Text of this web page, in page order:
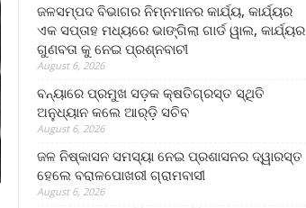
ଜଳସମ୍ପଦ ବିଭାଗର ନିମ୍ନମାନର କାର୍ଯ୍ୟ, କାର୍ଯ୍ୟର
ଏକ ସପ୍ତାହ ମଧ୍ୟରେ ଭାଙ୍ଗିଲା ଗାର୍ଡ ୱାଲ, କାର୍ଯ୍ୟର
ଗୁଣବତା କୁ ନେଇ ପ୍ରଶ୍ନବାଚୀ
August 6, 2026
ବନ୍ୟାରେ ପ୍ରମୁଖ ସଡ଼କ କ୍ଷତିଗ୍ରସ୍ତ ସ୍ଥିତି
ଅନୁଧ୍ୟାନ କଲେ ଆର୍‌ଡ଼ି ସଚିବ
August 6, 2026
ଜଳ ନିଷ୍କାସନ ସମସ୍ୟା ନେଇ ପ୍ରଶାସନର ଦ୍ୱାରସ୍ତ
ହେଲେ ବରାଳପୋଖରୀ ଗ୍ରାମବାସୀ
August 6, 2026